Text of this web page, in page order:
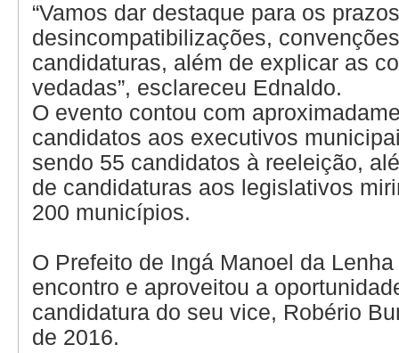
“Vamos dar destaque para os
desincompatibilizações,
candidaturas, além de explicar as
vedadas”, esclareceu Ednaldo.
O evento contou com
candidatos aos executivos
sendo 55 candidatos à reeleição,
de candidaturas aos legislativos
200 municípios.
O Prefeito de Ingá Manoel da
encontro e aproveitou a
candidatura do seu vice, Robério
de 2016.